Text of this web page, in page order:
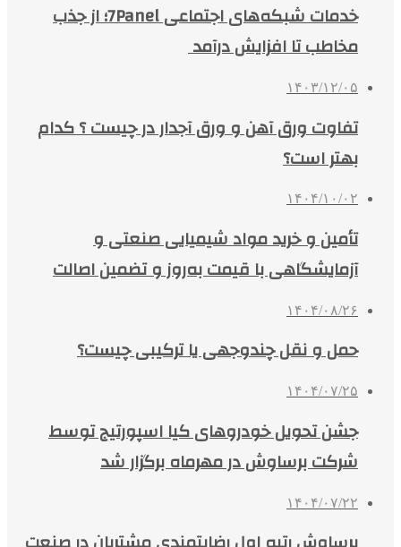
خدمات شبکه‌های اجتماعی 7Panel؛ از جذب
مخاطب تا افزایش درآمد
۱۴۰۳/۱۲/۰۵
تفاوت ورق آهن و ورق آجدار در چیست ؟ کدام
بهتر است؟
۱۴۰۴/۱۰/۰۲
تأمین و خرید مواد شیمیایی صنعتی و
آزمایشگاهی با قیمت به‌روز و تضمین اصالت
۱۴۰۴/۰۸/۲۶
حمل و نقل چندوجهی یا ترکیبی چیست؟
۱۴۰۴/۰۷/۲۵
جشن تحویل خودروهای کیا اسپورتیج توسط
شرکت برساوش در مهرماه برگزار شد
۱۴۰۴/۰۷/۲۲